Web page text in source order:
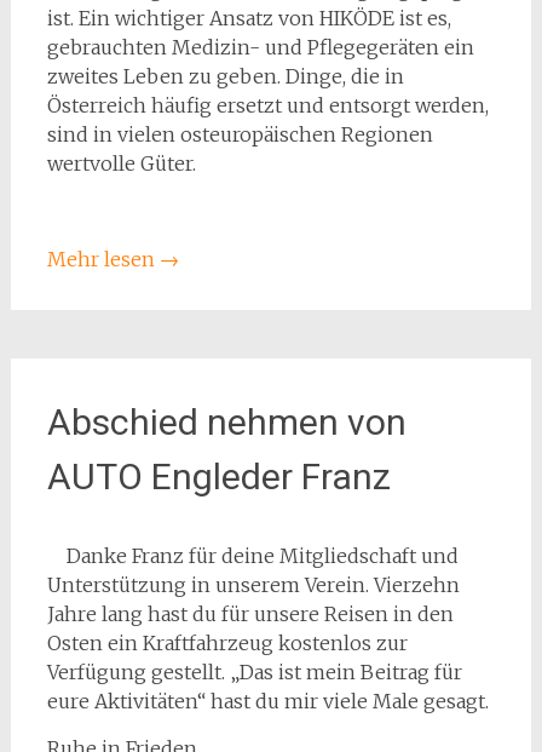
ist. Ein wichtiger Ansatz von HIKÖDE ist es,
gebrauchten Medizin- und Pflegegeräten ein
zweites Leben zu geben. Dinge, die in
Österreich häufig ersetzt und entsorgt werden,
sind in vielen osteuropäischen Regionen
wertvolle Güter.
Mehr lesen →
Abschied nehmen von
AUTO Engleder Franz
Danke Franz für deine Mitgliedschaft und
Unterstützung in unserem Verein. Vierzehn
Jahre lang hast du für unsere Reisen in den
Osten ein Kraftfahrzeug kostenlos zur
Verfügung gestellt. „Das ist mein Beitrag für
eure Aktivitäten“ hast du mir viele Male gesagt.